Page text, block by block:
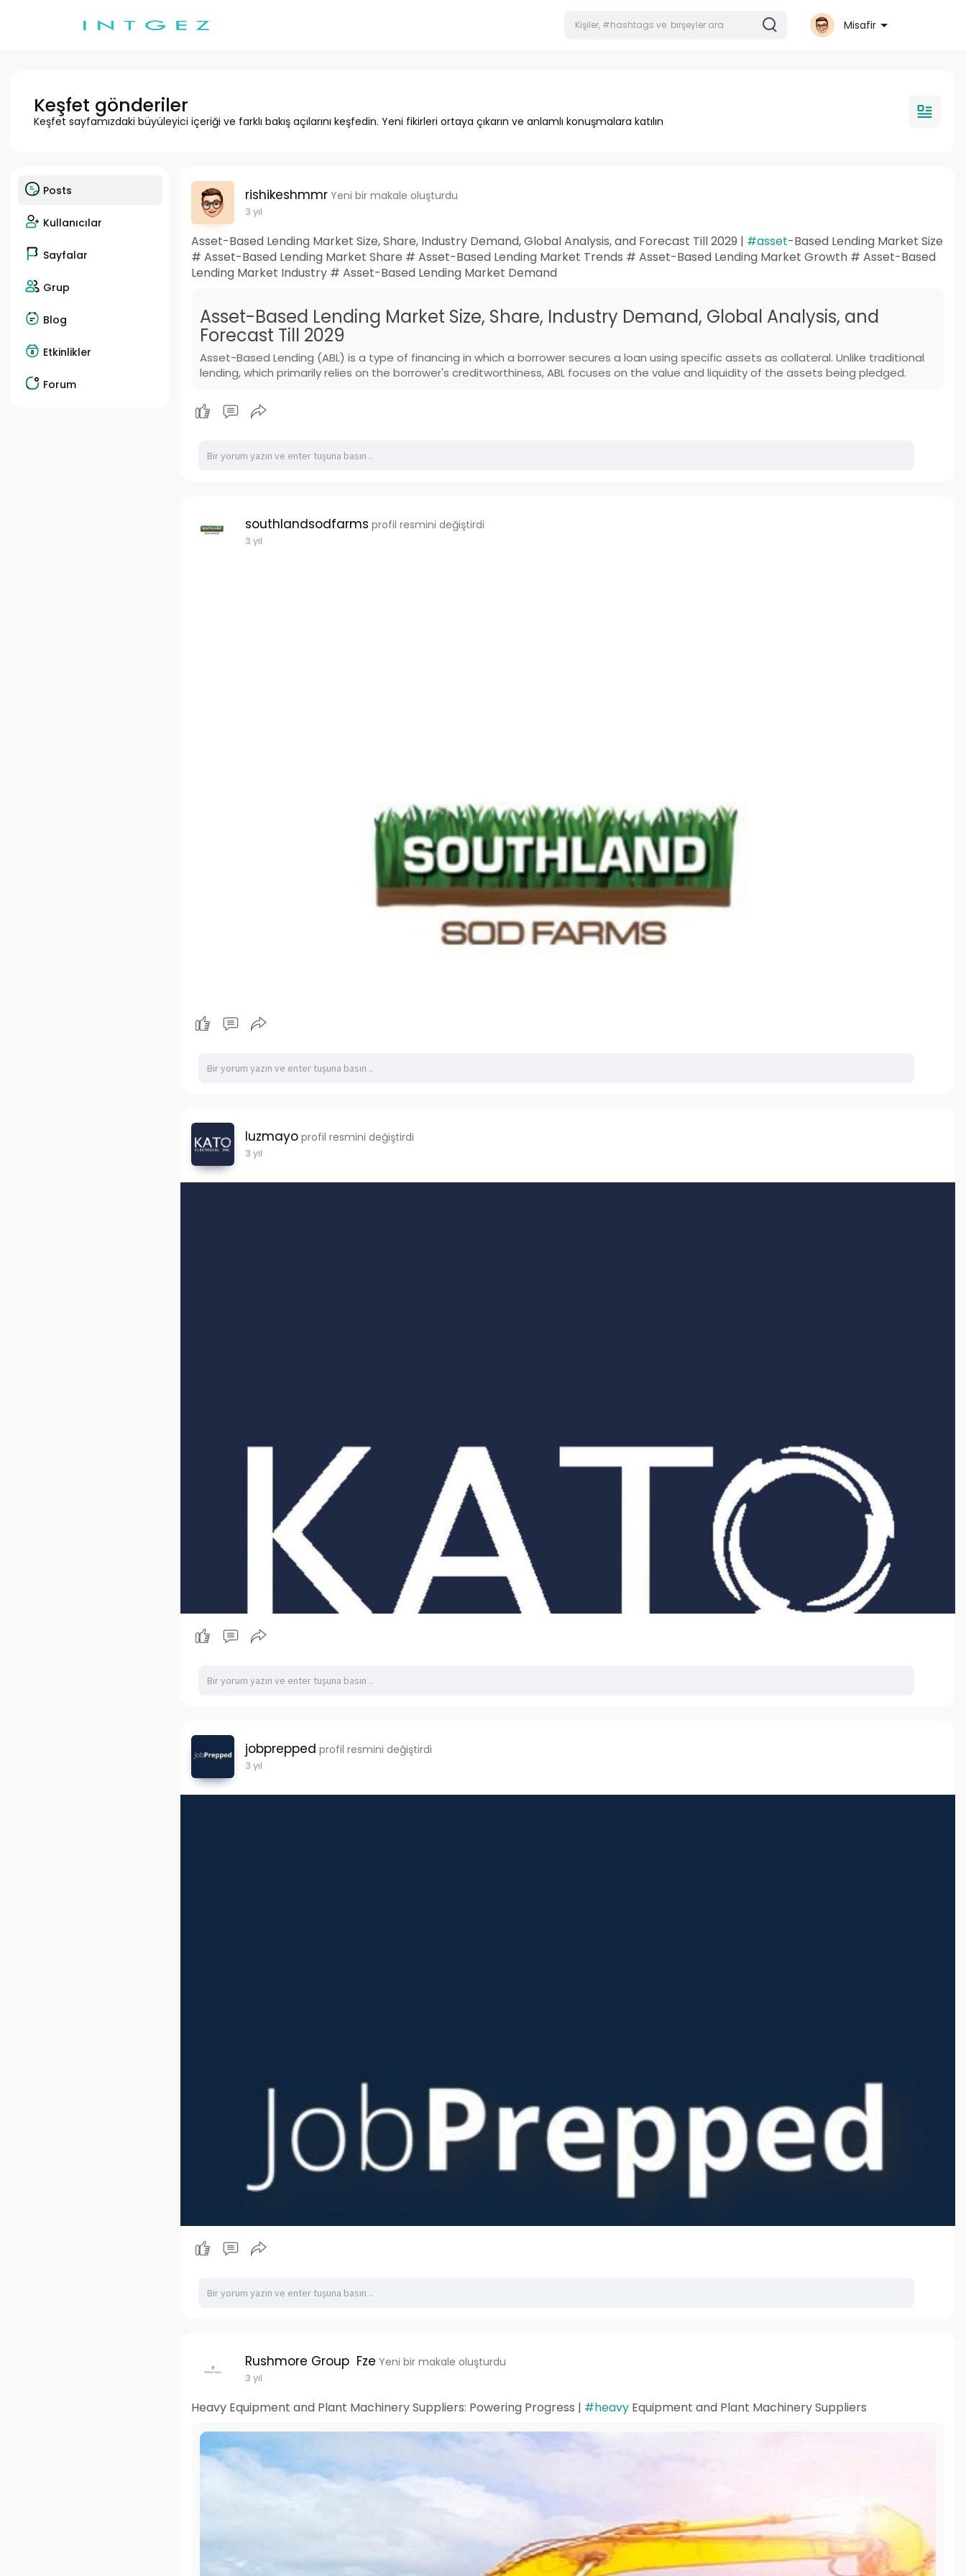
Misafir
Keşfet gönderiler
Keşfet sayfamızdaki büyüleyici içeriği ve farklı bakış açılarını keşfedin. Yeni fikirleri ortaya çıkarın ve anlamlı konuşmalara katılın
Posts
Kullanıcılar
Sayfalar
Grup
Blog
Etkinlikler
Forum
rishikeshmmr Yeni bir makale oluşturdu
3 yıl
Asset-Based Lending Market Size, Share, Industry Demand, Global Analysis, and Forecast Till 2029 | #asset-Based Lending Market Size
# Asset-Based Lending Market Share # Asset-Based Lending Market Trends # Asset-Based Lending Market Growth # Asset-Based
Lending Market Industry # Asset-Based Lending Market Demand
Asset-Based Lending Market Size, Share, Industry Demand, Global Analysis, and
Forecast Till 2029
Asset-Based Lending (ABL) is a type of financing in which a borrower secures a loan using specific assets as collateral. Unlike traditional
lending, which primarily relies on the borrower's creditworthiness, ABL focuses on the value and liquidity of the assets being pledged.
southlandsodfarms profil resmini değiştirdi
3 yıl
luzmayo profil resmini değiştirdi
3 yıl
jobprepped profil resmini değiştirdi
3 yıl
Rushmore Group Fze Yeni bir makale oluşturdu
3 yıl
Heavy Equipment and Plant Machinery Suppliers: Powering Progress | #heavyEquipment and Plant Machinery Suppliers